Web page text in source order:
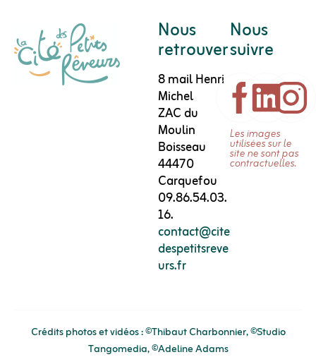
Content
Nous
retrouver
8 mail Henri
Michel
ZAC du
Moulin
Boisseau
44470
Carquefou
09.86.54.03.
16.
contact@cite
despetitsreve
urs.fr
Nous
suivre
Les images
utilisées sur le
site ne sont pas
contractuelles.
Crédits photos et vidéos : ©Thibaut Charbonnier, ©Studio
Tangomedia, ©Adeline Adams